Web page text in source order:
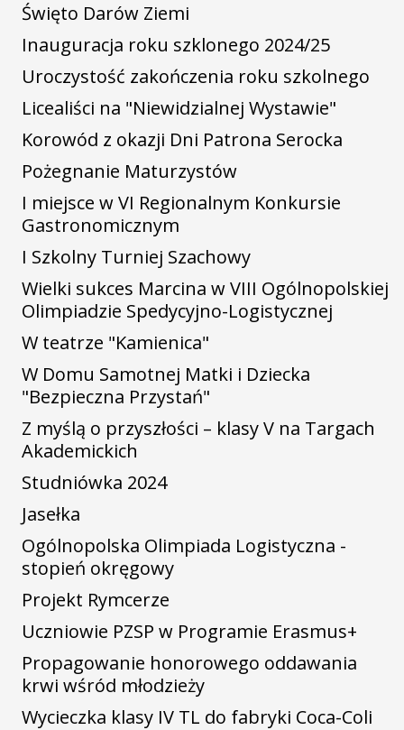
Święto Darów Ziemi
Inauguracja roku szklonego 2024/25
Uroczystość zakończenia roku szkolnego
Licealiści na "Niewidzialnej Wystawie"
Korowód z okazji Dni Patrona Serocka
Pożegnanie Maturzystów
I miejsce w VI Regionalnym Konkursie
Gastronomicznym
I Szkolny Turniej Szachowy
Wielki sukces Marcina w VIII Ogólnopolskiej
Olimpiadzie Spedycyjno-Logistycznej
W teatrze "Kamienica"
W Domu Samotnej Matki i Dziecka
"Bezpieczna Przystań"
Z myślą o przyszłości – klasy V na Targach
Akademickich
Studniówka 2024
Jasełka
Ogólnopolska Olimpiada Logistyczna -
stopień okręgowy
Projekt Rymcerze
Uczniowie PZSP w Programie Erasmus+
Propagowanie honorowego oddawania
krwi wśród młodzieży
Wycieczka klasy IV TL do fabryki Coca-Coli